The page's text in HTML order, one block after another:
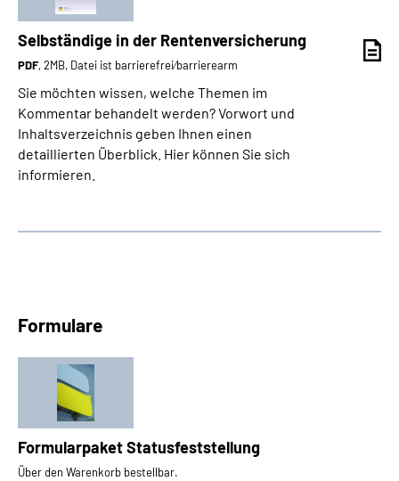
Selbständige in der Rentenversicherung
PDF, 2MB, Datei ist barrierefrei⁄barrierearm
Sie möchten wissen, welche Themen im
Kommentar behandelt werden? Vorwort und
Inhaltsverzeichnis geben Ihnen einen
detaillierten Überblick. Hier können Sie sich
informieren.
Formulare
Formularpaket Statusfeststellung
Über den Warenkorb bestellbar.